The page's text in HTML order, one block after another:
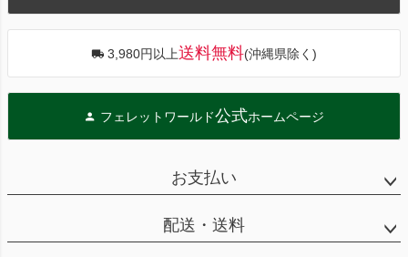
へ
3,980円以上送料無料(沖縄県除く)
フェレットワールド公式ホームページ
お支払い
配送・送料